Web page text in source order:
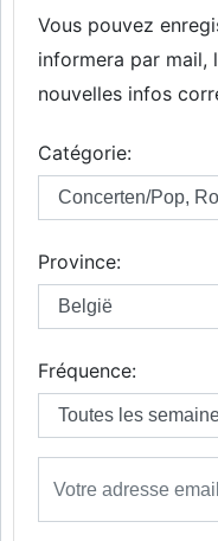
Vous pouvez
informera par mail,
nouvelles infos
Catégorie:
Province:
Fréquence: